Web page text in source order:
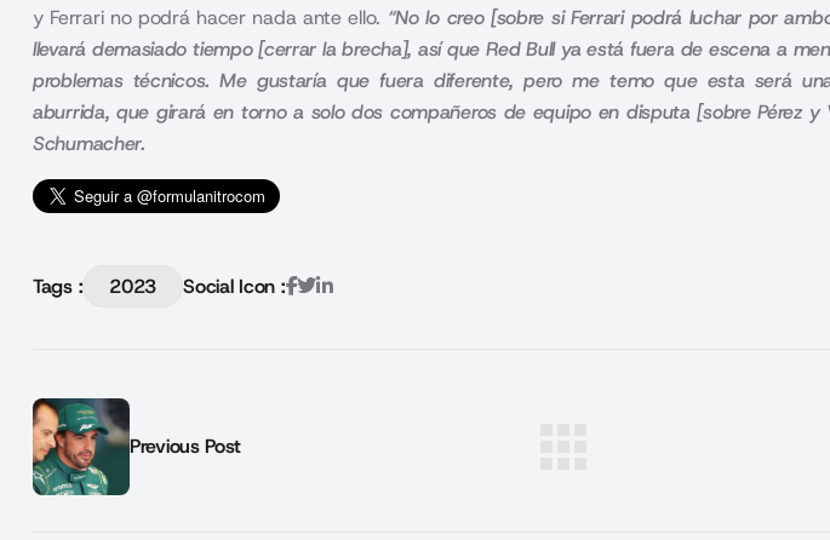
y Ferrari no podrá hacer nada ante ello. “No lo creo [sobre si Ferrari podrá luchar por
llevará demasiado tiempo [cerrar la brecha], así que Red Bull ya está fuera de escena a
problemas técnicos. Me gustaría que fuera diferente, pero me temo que esta será
aburrida, que girará en torno a solo dos compañeros de equipo en disputa [sobre Pérez y
Schumacher.
Tags : 2023 Social Icon :
Previous Post